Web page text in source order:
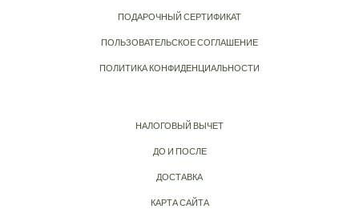
ПОДАРОЧНЫЙ СЕРТИФИКАТ
ПОЛЬЗОВАТЕЛЬСКОЕ СОГЛАШЕНИЕ
ПОЛИТИКА КОНФИДЕНЦИАЛЬНОСТИ
НАЛОГОВЫЙ ВЫЧЕТ
ДО И ПОСЛЕ
ДОСТАВКА
КАРТА САЙТА